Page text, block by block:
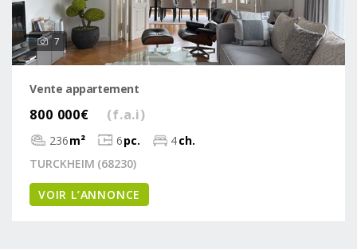
7
Vente appartement
800 000€ (f.a.i)
236m² 6pc. 4ch.
TURCKHEIM (68230)
VOIR L’ANNONCE